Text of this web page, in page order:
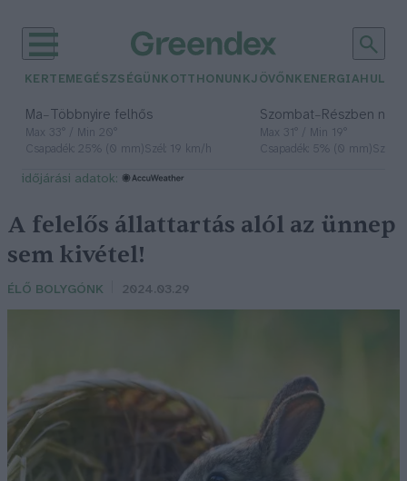
KERTEM EGÉSZSÉGÜNK OTTHONUNKJÖVŐNK ENERGIA
Ma– Többnyire felhős
Max 33° / Min 20°
Csapadék: 25% (0 mm)Szél: 19 km/h
Szombat– Részben
Max 31° / Min 19°
Csapadék: 5% (0 mm)Szél:
időjárási adatok:
A felelős állattartás alól az ünnep
sem kivétel!
ÉLŐ BOLYGÓNK 2024.03.29